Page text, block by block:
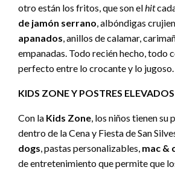
otro están los fritos, que son elhit
de jamón serrano, albóndigas
apanados, anillos de calamar,
empanadas. Todo recién hecho, todo
perfecto entre lo crocante y lo jugoso.
KIDS ZONE Y POSTRES ELEVADOS
Con la Kids Zone, los niños tienen su
dentro de la Cena y Fiesta de San
dogs, pastas personalizables, mac &
de entretenimiento que permite que